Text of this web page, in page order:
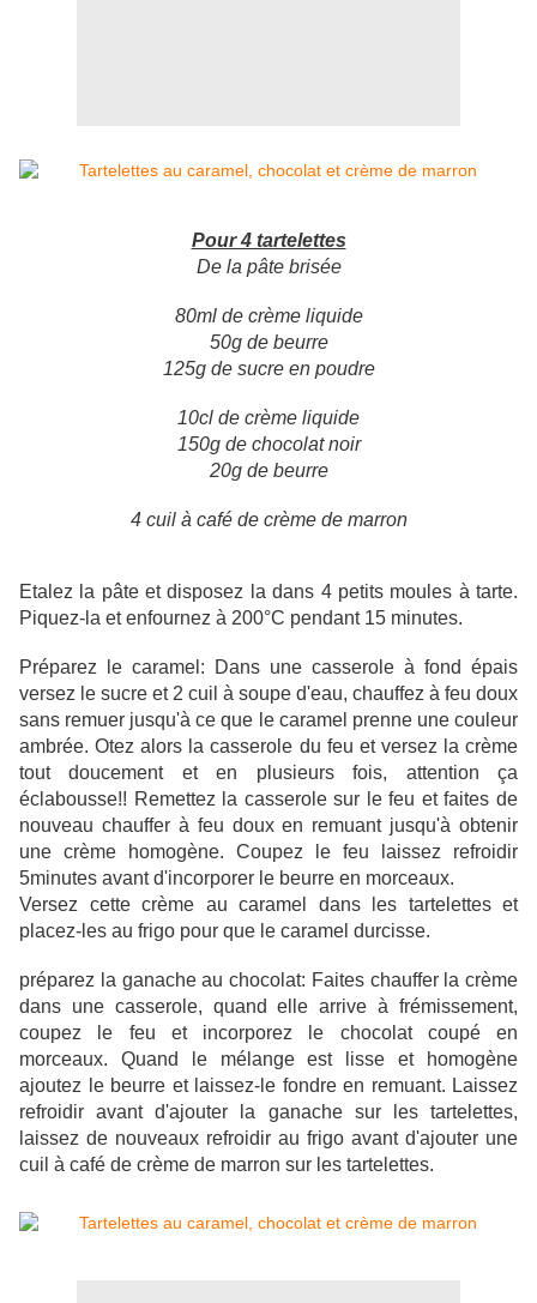
Pour 4 tartelettes
De la pâte brisée
80ml de crème liquide
50g de beurre
125g de sucre en poudre
10cl de crème liquide
150g de chocolat noir
20g de beurre
4 cuil à café de crème de marron
Etalez la pâte et disposez la dans 4 petits moules à tarte.
Piquez-la et enfournez à 200°C pendant 15 minutes.
Préparez le caramel: Dans une casserole à fond épais
versez le sucre et 2 cuil à soupe d'eau, chauffez à feu doux
sans remuer jusqu'à ce que le caramel prenne une couleur
ambrée. Otez alors la casserole du feu et versez la crème
tout doucement et en plusieurs fois, attention ça
éclabousse!! Remettez la casserole sur le feu et faites de
nouveau chauffer à feu doux en remuant jusqu'à obtenir
une crème homogène. Coupez le feu laissez refroidir
5minutes avant d'incorporer le beurre en morceaux.
Versez cette crème au caramel dans les tartelettes et
placez-les au frigo pour que le caramel durcisse.
préparez la ganache au chocolat: Faites chauffer la crème
dans une casserole, quand elle arrive à frémissement,
coupez le feu et incorporez le chocolat coupé en
morceaux. Quand le mélange est lisse et homogène
ajoutez le beurre et laissez-le fondre en remuant. Laissez
refroidir avant d'ajouter la ganache sur les tartelettes,
laissez de nouveaux refroidir au frigo avant d'ajouter une
cuil à café de crème de marron sur les tartelettes.